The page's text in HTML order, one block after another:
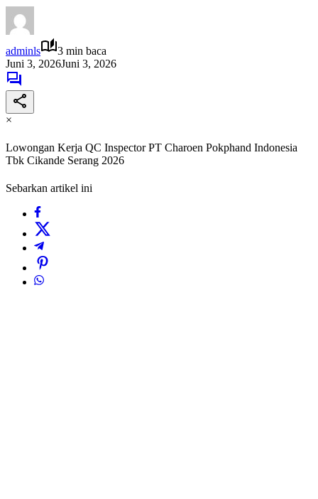
adminls
3 min baca
Juni 3, 2026Juni 3, 2026
×
Lowongan Kerja QC Inspector PT Charoen Pokphand Indonesia
Tbk Cikande Serang 2026
Sebarkan artikel ini